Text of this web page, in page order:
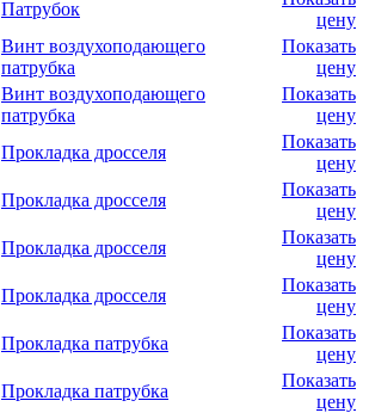
Патрубок
цену
Винт воздухоподающего
патрубка
Показать
цену
Винт воздухоподающего
патрубка
Показать
цену
Прокладка дросселя
Показать
цену
Прокладка дросселя
Показать
цену
Прокладка дросселя
Показать
цену
Прокладка дросселя
Показать
цену
Прокладка патрубка
Показать
цену
Прокладка патрубка
Показать
цену